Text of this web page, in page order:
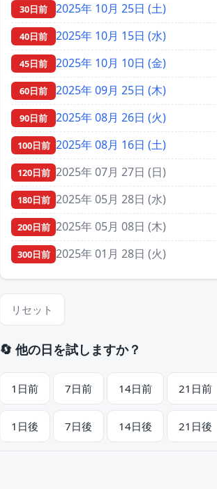
30日前 2025年 10月 25日 (土)
40日前 2025年 10月 15日 (水)
45日前 2025年 10月 10日 (金)
60日前 2025年 09月 25日 (木)
90日前 2025年 08月 26日 (火)
100日前 2025年 08月 16日 (土)
120日前 2025年 07月 27日 (日)
180日前 2025年 05月 28日 (水)
200日前 2025年 05月 08日 (木)
300日前 2025年 01月 28日 (火)
リセット
🔄 他の日を試しますか？
1日前 7日前 14日前 21日前
1日後 7日後 14日後 21日後